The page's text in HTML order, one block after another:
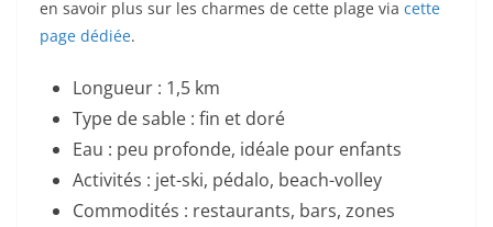
en savoir plus sur les charmes de cette plage via cette
page dédiée.
Longueur : 1,5 km
Type de sable : fin et doré
Eau : peu profonde, idéale pour enfants
Activités : jet-ski, pédalo, beach-volley
Commodités : restaurants, bars, zones